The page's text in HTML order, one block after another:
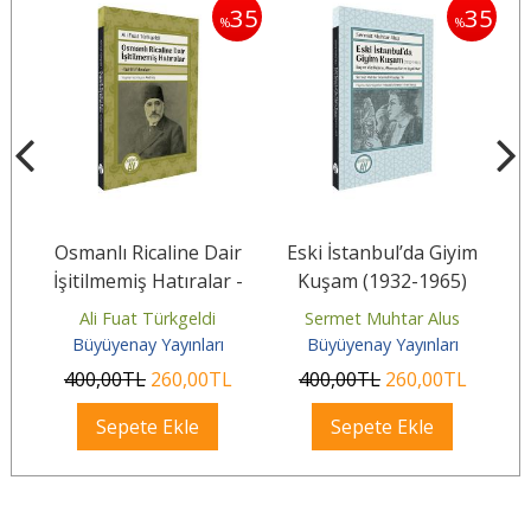
%35
Osmanlı Ricaline Dair
İşitilmemiş Hatıralar -
Tarihî Fıkralar-
Ali Fuat Türkgeldi
Büyüyenay Yayınları
400,00TL 260,00TL
Sepete Ekle
%35
Eski İstanbul’da Giyim
Kuşam (1932-1965)
Sermet Muhtar Alus
Büyüyenay Yayınları
400,00TL 260,00TL
Sepete Ekle